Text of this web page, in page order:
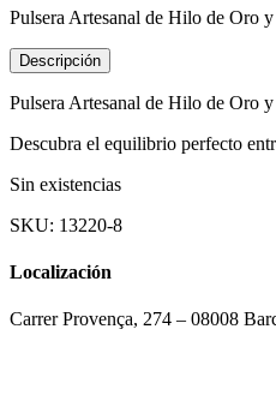
Pulsera Artesanal de Hilo de Oro
Descripción
Pulsera Artesanal de Hilo de Oro
Descubra el equilibrio perfecto
Sin existencias
SKU: 13220-8
Localización
Carrer Provença, 274 – 08008